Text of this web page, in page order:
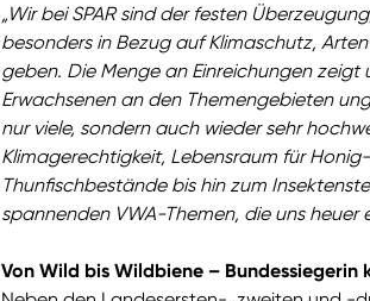
„Wir bei SPAR sind der festen
besonders in Bezug auf Klimaschutz,
geben. Die Menge an Einreichungen zeigt
Erwachsenen an den Themengebieten
nur viele, sondern auch wieder sehr
Klimagerechtigkeit, Lebensraum für
Thunfischbestände bis hin zum
spannenden VWA-Themen, die uns heuer
Von Wild bis Wildbiene – Bundessiegerin